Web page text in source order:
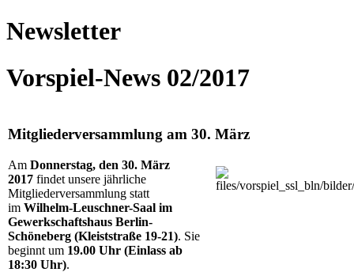
Newsletter
Vorspiel-News 02/2017
Mitgliederversammlung am 30. März
Am Donnerstag, den 30. März
2017 findet unsere jährliche
Mitgliederversammlung statt
im Wilhelm-Leuschner-Saal im
Gewerkschaftshaus Berlin-
Schöneberg (Kleiststraße 19-21). Sie
beginnt um 19.00 Uhr (Einlass ab
18:30 Uhr).